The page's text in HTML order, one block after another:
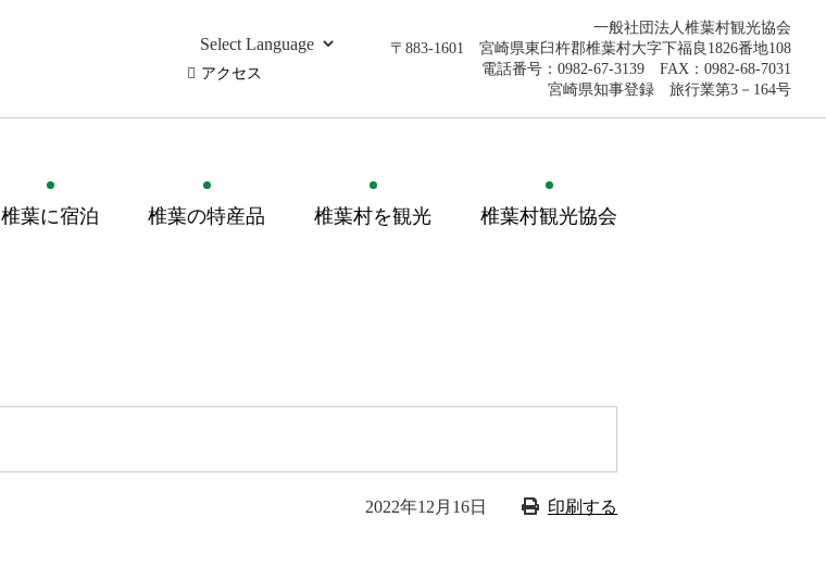
アクセス
一般社団法人椎葉村観光協会
〒883-1601 宮崎県東臼杵郡椎葉村大字下福良1826番地108
電話番号：0982-67-3139 FAX：0982-68-7031
宮崎県知事登録 旅行業第3－164号
椎葉に宿泊 椎葉の特産品 椎葉村を観光 椎葉村観光協会
2022年12月16日 印刷する